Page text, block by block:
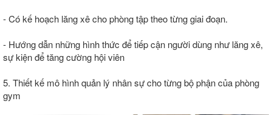
- Có kế hoạch lăng xê cho phòng tập theo từng giai đoạn.
- Hướng dẫn những hình thức để tiếp cận người dùng như lăng xê,
sự kiện để tăng cường hội viên
5. Thiết kế mô hình quản lý nhân sự cho từng bộ phận của phòng
gym